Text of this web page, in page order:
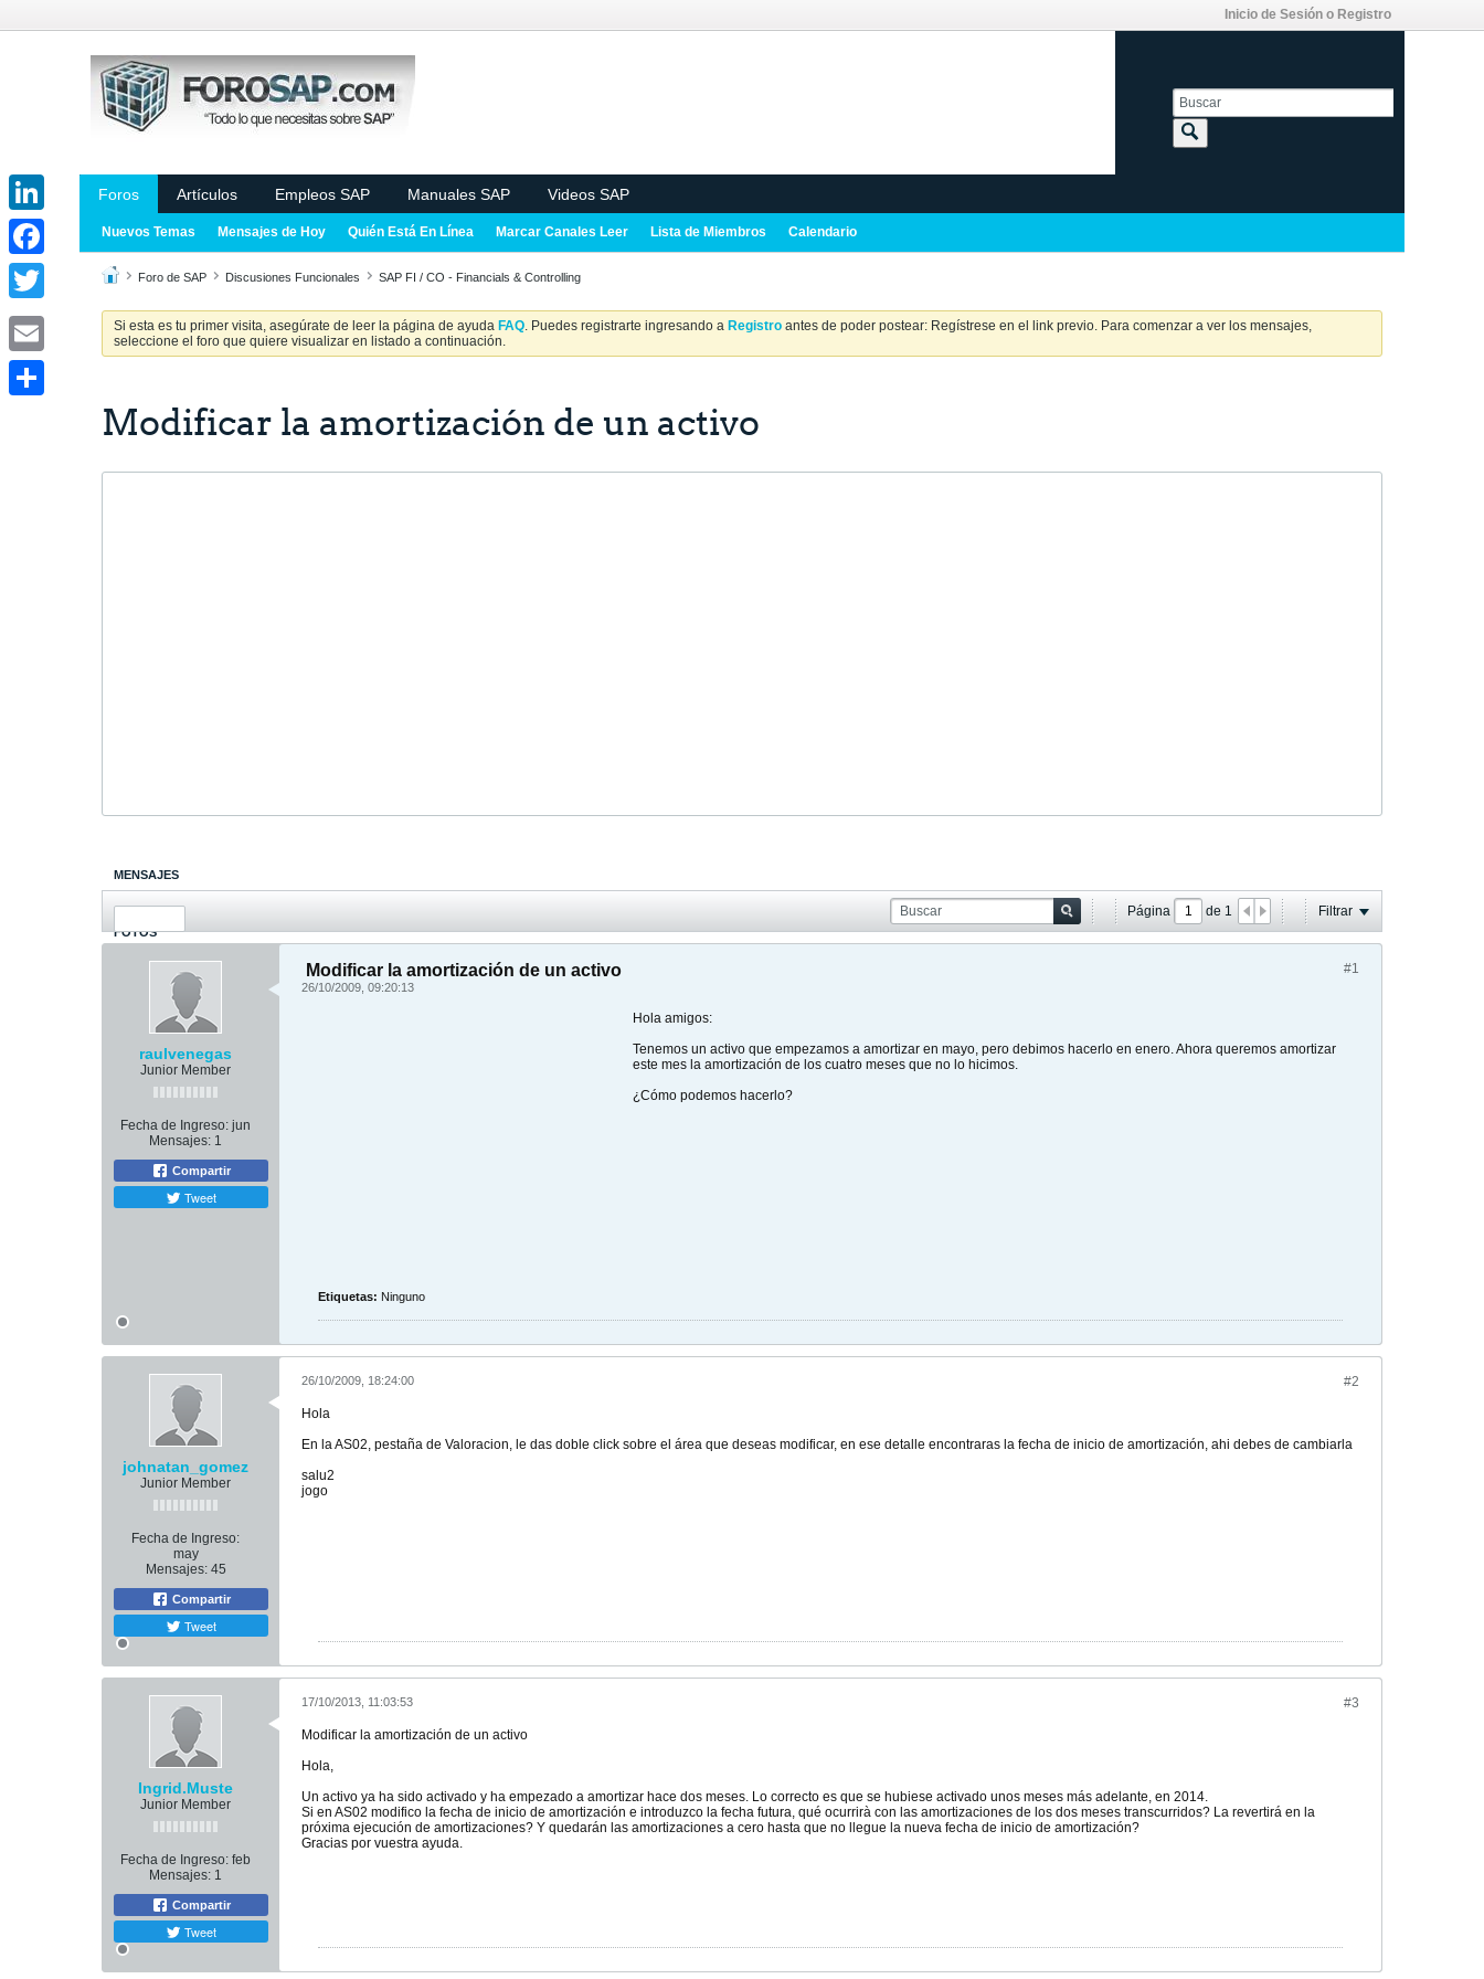
Inicio de Sesión o Registro
Foros Artículos Empleos SAP Manuales SAP Videos SAP
Nuevos Temas Mensajes de Hoy Quién Está En Línea Marcar Canales Leer Lista de Miembros Calendario
Foro de SAP Discusiones Funcionales SAP FI / CO - Financials & Controlling
Si esta es tu primer visita, asegúrate de leer la página de ayuda FAQ. Puedes registrarte ingresando a Registro antes de poder postear: Regístrese en el link previo. Para comenzar a ver los mensajes,
seleccione el foro que quiere visualizar en listado a continuación.
Modificar la amortización de un activo
MENSAJES
ÚLTIMA ACTIVIDAD
FOTOS
Página de 1 Filtrar
raulvenegas
Junior Member
Fecha de Ingreso: jun
Mensajes: 1
Compartir
Tweet
#1
Modificar la amortización de un activo
26/10/2009, 09:20:13
Hola amigos:
Tenemos un activo que empezamos a amortizar en mayo, pero debimos hacerlo en enero. Ahora queremos amortizar
este mes la amortización de los cuatro meses que no lo hicimos.
¿Cómo podemos hacerlo?
Etiquetas: Ninguno
johnatan_gomez
Junior Member
Fecha de Ingreso:
may
Mensajes: 45
Compartir
Tweet
#2
26/10/2009, 18:24:00
Hola
En la AS02, pestaña de Valoracion, le das doble click sobre el área que deseas modificar, en ese detalle encontraras la fecha de inicio de amortización, ahi debes de cambiarla
salu2
jogo
Ingrid.Muste
Junior Member
Fecha de Ingreso: feb
Mensajes: 1
Compartir
Tweet
#3
17/10/2013, 11:03:53
Modificar la amortización de un activo
Hola,
Un activo ya ha sido activado y ha empezado a amortizar hace dos meses. Lo correcto es que se hubiese activado unos meses más adelante, en 2014.
Si en AS02 modifico la fecha de inicio de amortización e introduzco la fecha futura, qué ocurrirà con las amortizaciones de los dos meses transcurridos? La revertirá en la
próxima ejecución de amortizaciones? Y quedarán las amortizaciones a cero hasta que no llegue la nueva fecha de inicio de amortización?
Gracias por vuestra ayuda.
LinkedIn
Facebook
Twitter
Email